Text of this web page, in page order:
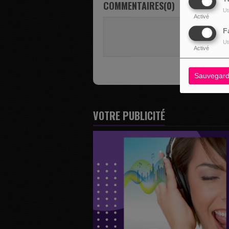
Activé
Activé
COMMENTAIRES(0)
Vous
VOTRE PUBLICITÉ